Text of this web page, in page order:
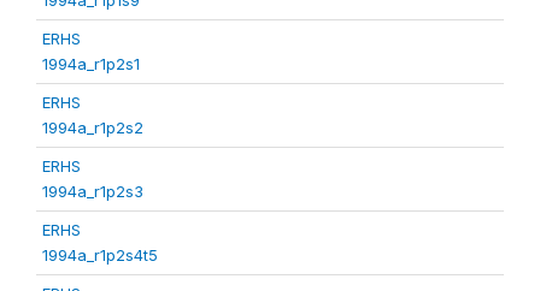
ERHS
1994a_r1p2s1
ERHS
1994a_r1p2s2
ERHS
1994a_r1p2s3
ERHS
1994a_r1p2s4t5